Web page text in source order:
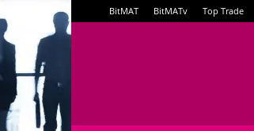
BitMAT BitMATv Top Trade